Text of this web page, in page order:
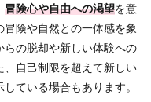
冒険心や自由への渇望を意
険や自然との一体感を象
の脱却や新しい体験への
自己制限を超えて新しい
ている場合もあります。